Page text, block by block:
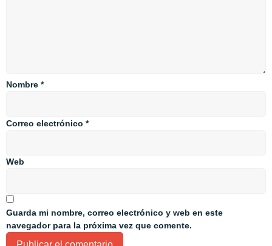
Nombre *
Correo electrónico *
Web
Guarda mi nombre, correo electrónico y web en este
navegador para la próxima vez que comente.